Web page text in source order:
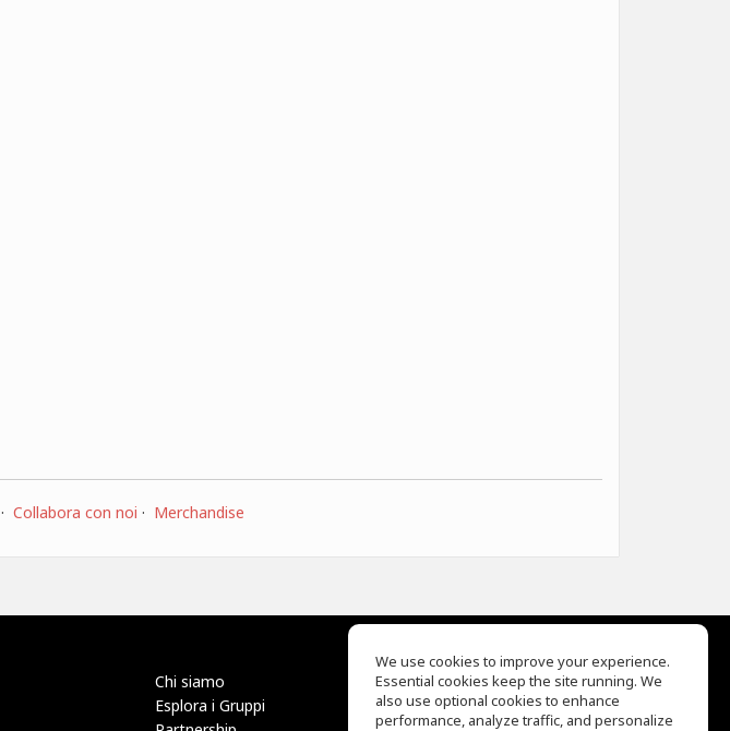
· Collabora con noi · Merchandise
Chi siamo
Esplora i Gruppi
EQ Ear Training
Drum Machine
We use cookies to improve your experience.
Essential cookies keep the site running. We
also use optional cookies to enhance
performance, analyze traffic, and personalize